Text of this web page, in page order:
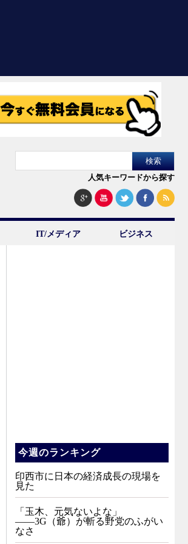
人気キーワードから探す
IT/メディア ビジネス
今週のランキング
印西市に日本の経済成長の現場を
見た
「玉木、元気ないよな」
――3G（爺）が斬る野党のふがい
なさ